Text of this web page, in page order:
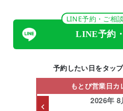
LINE予約・ご相
LINE予約
予約したい日をタッ
もとび営業日カ
2026年 8